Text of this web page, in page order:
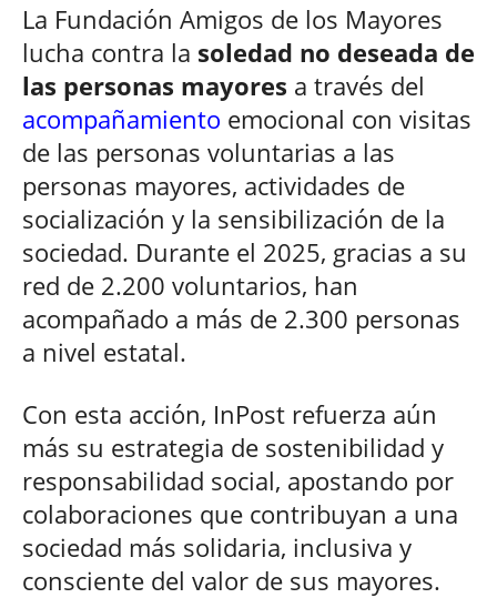
La Fundación Amigos de los Mayores
lucha contra la soledad no deseada de
las personas mayores a través del
acompañamiento emocional con visitas
de las personas voluntarias a las
personas mayores, actividades de
socialización y la sensibilización de la
sociedad. Durante el 2025, gracias a su
red de 2.200 voluntarios, han
acompañado a más de 2.300 personas
a nivel estatal.
Con esta acción, InPost refuerza aún
más su estrategia de sostenibilidad y
responsabilidad social, apostando por
colaboraciones que contribuyan a una
sociedad más solidaria, inclusiva y
consciente del valor de sus mayores.